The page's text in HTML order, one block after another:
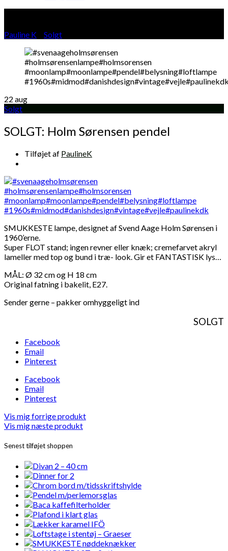
Pauline K Solgt
22 aug
Solgt
SOLGT: Holm Sørensen pendel
Tilføjet af PaulineK
SMUKKESTE lampe, designet af Svend Aage Holm Sørensen i
1960’erne.
Super FLOT stand; ingen revner eller knæk; cremefarvet akryl
lameller med top og bund i træ- look. Gir et FANTASTISK lys…
MÅL: Ø 32 cm og H 18 cm
Original fatning i bakelit, E27.
Sender gerne – pakker omhyggeligt ind
SOLGT
Facebook
Email
Pinterest
Facebook
Email
Pinterest
Vis mig forrige produkt
Vis mig næste produkt
Senest tilføjet shoppen